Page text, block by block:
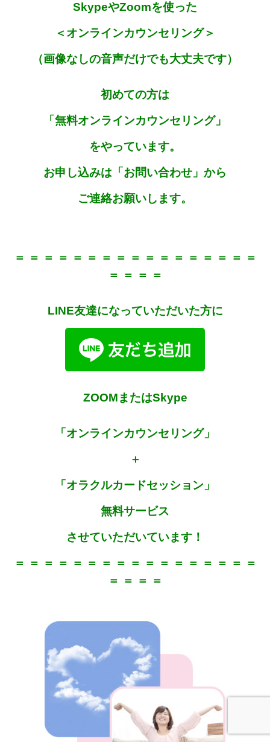
SkypeやZoomを使った
＜オンラインカウンセリング＞
（画像なしの音声だけでも大丈夫です）
初めての方は
「無料オンラインカウンセリング」
をやっています。
お申し込みは「お問い合わせ」から
ご連絡お願いします。
＝ ＝ ＝ ＝ ＝ ＝ ＝ ＝ ＝ ＝ ＝ ＝ ＝ ＝ ＝ ＝ ＝
＝ ＝ ＝ ＝
LINE友達になっていただいた方に
ZOOMまたはSkype
「オンラインカウンセリング」
＋
「オラクルカードセッション」
無料サービス
させていただいています！
＝ ＝ ＝ ＝ ＝ ＝ ＝ ＝ ＝ ＝ ＝ ＝ ＝ ＝ ＝ ＝ ＝
＝ ＝ ＝ ＝